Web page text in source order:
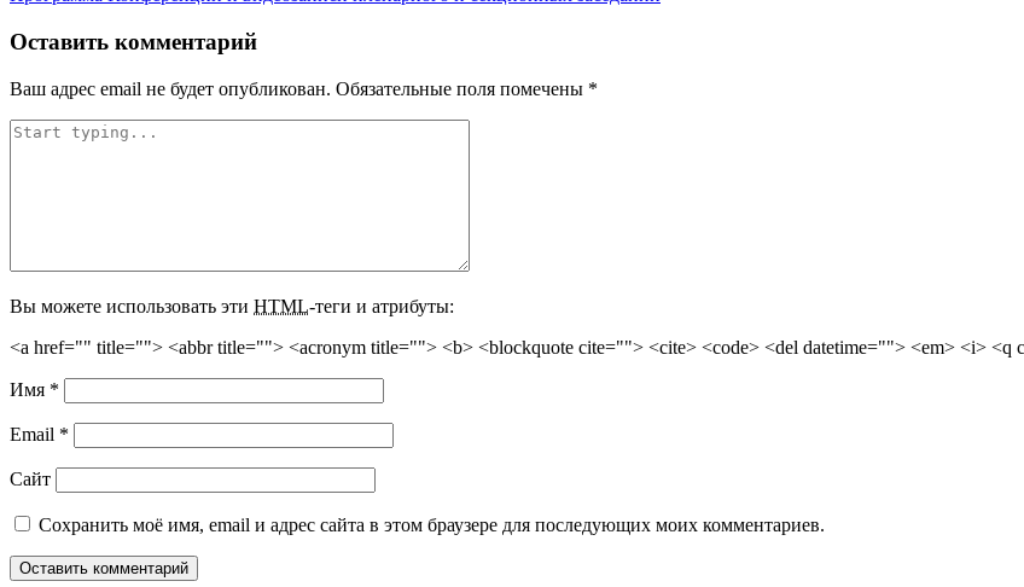
Оставить комментарий
Ваш адрес email не будет опубликован. Обязательные поля помечены *
Вы можете использовать эти HTML-теги и атрибуты:
<a href="" title=""> <abbr title=""> <acronym title=""> <b> <blockquote cite=""> <cite> <code> <del datetime=""> <em> <i> <q
Имя *
Email *
Сайт
Сохранить моё имя, email и адрес сайта в этом браузере для последующих моих комментариев.